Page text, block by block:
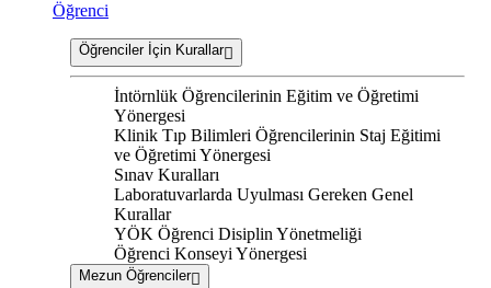
Öğrenci
Öğrenciler İçin Kurallar
İntörnlük Öğrencilerinin Eğitim ve Öğretimi
Yönergesi
Klinik Tıp Bilimleri Öğrencilerinin Staj Eğitimi
ve Öğretimi Yönergesi
Sınav Kuralları
Laboratuvarlarda Uyulması Gereken Genel
Kurallar
YÖK Öğrenci Disiplin Yönetmeliği
Öğrenci Konseyi Yönergesi
Mezun Öğrenciler